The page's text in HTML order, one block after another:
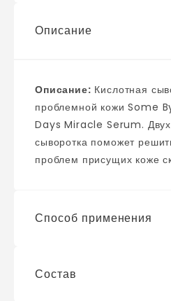
Описание
Описание:
проблемной кожи Some
Days Miracle Serum.
сыворотка поможет
проблем присущих коже
кожного покрова,
кожного сала. В состав
Способ применения
Перед использованием как
Состав